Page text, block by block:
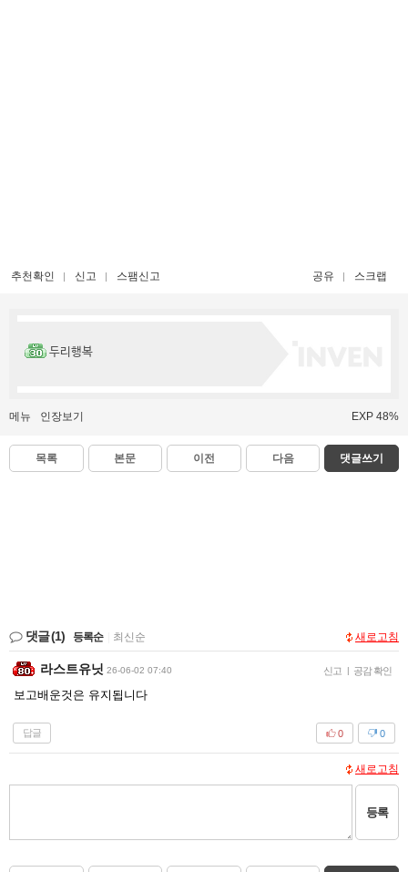
추천확인 신고 스팸신고 공유 스크랩
두리행복
메뉴 인장보기 EXP 48%
목록 본문 이전 다음 댓글쓰기
댓글(1) 등록순 최신순 새로고침
라스트유닛 26-06-02 07:40 신고 | 공감 확인
보고배운것은 유지됩니다
답글 0
0
새로고침
등록